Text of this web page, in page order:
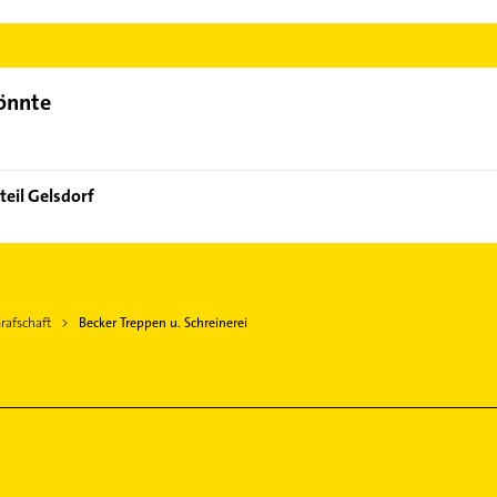
Gelsdorf
Becker Treppen u. Schreinerei